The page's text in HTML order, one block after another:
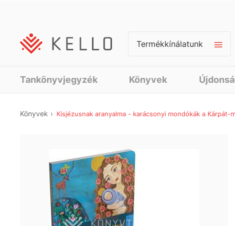
Termékkínálatunk
Tankönyvjegyzék Könyvek
Könyvek Kisjézusnak aranyalma - karácsonyi mondókák a Kárpát-